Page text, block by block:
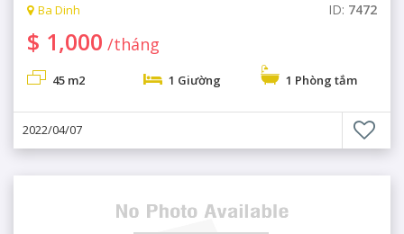
khu cafe.
Ba Dinh ID: 7472
$ 1,000 /tháng
45 m2 1 Giường 1 Phòng tắm
2022/04/07